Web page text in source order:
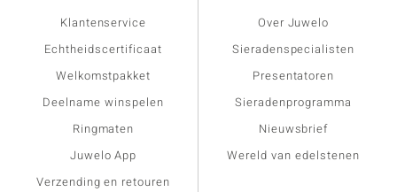
Klantenservice
Echtheidscertificaat
Welkomstpakket
Deelname winspelen
Ringmaten
Juwelo App
Verzending en retouren
Over Juwelo
Sieradenspecialisten
Presentatoren
Sieradenprogramma
Nieuwsbrief
Wereld van edelstenen